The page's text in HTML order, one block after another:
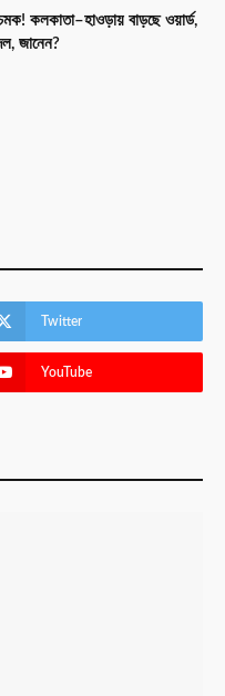
কলকাতা–হাওড়ায় বাড়ছে ওয়ার্ড,
জানেন?
Twitter
YouTube